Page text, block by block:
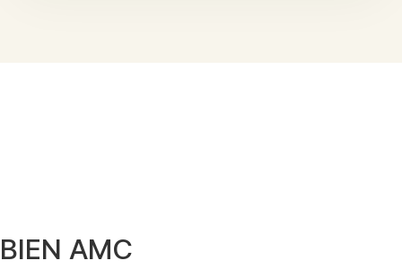
BIEN AMC